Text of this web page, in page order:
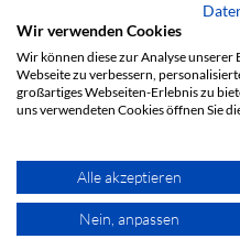
Wir verwenden Cookies
Wir können diese zur Analyse
Webseite zu verbessern,
großartiges Webseiten-Erlebnis zu
uns verwendeten Cookies öffnen Sie
Alle akzeptieren
Nein, anpassen